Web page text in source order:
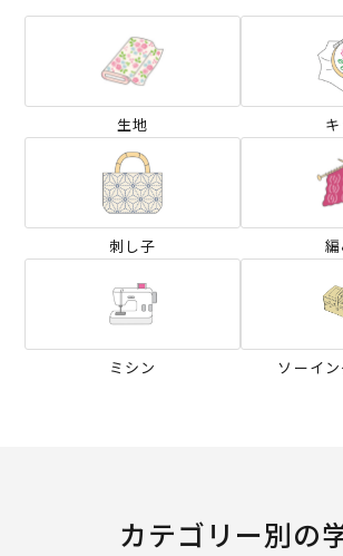
生地
刺し子
ミシン ソーイ
カテゴリー別の